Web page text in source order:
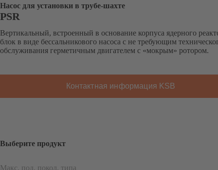
Насос для установки в трубе-шахте
PSR
Вертикальный, встроенный в основание корпуса ядерного
блок в виде бессальникового насоса с не требующим
обслуживания герметичным двигателем с «мокрым» ротором.
Контактная информация KSB
Выберите продукт
Макс. под. покол. типа